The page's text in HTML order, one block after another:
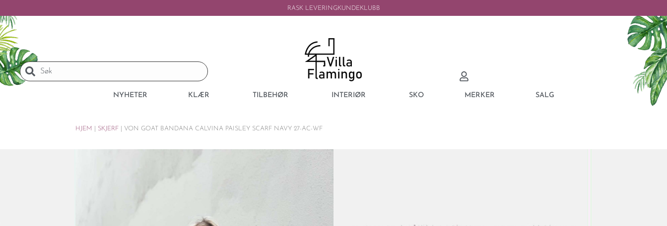
RASK LEVERINGKUNDEKLUBB
NYHETER KLÆR TILBEHØR INTERIØR SKO MERKER SALG
HJEM SKJERF VON GOAT BANDANA CALVINA PAISLEY SCARF NAVY 27-AC-WF